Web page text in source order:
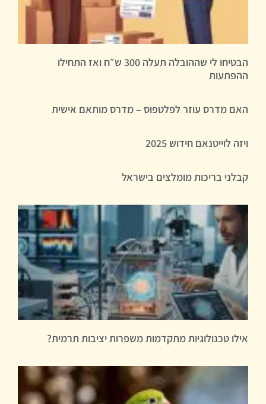
הבטיחו לי שההובלה תעלה 300 ש״ח ואז התחילו
ההפתעות
האם מדרס עוזר לפלטפוס – מדרס מותאם אישית
ויזה לוייטנאם חידוש 2025
קבלני בריכות מומלצים בישראל
אילו טכנולוגיות מתקדמות משפרות יציבות תרמית?